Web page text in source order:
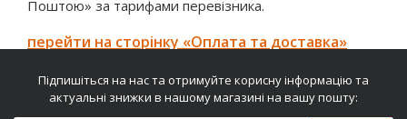
Поштою» за тарифами перевізника.
перейти на сторінку «Оплата та доставка»
Підпишіться на нас та отримуйте корисну інформацію та
актуальні знижки в нашому магазині на вашу пошту: